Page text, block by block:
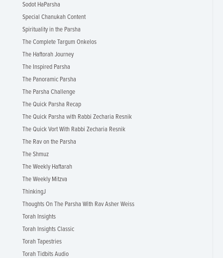
Sodot HaParsha
Special Chanukah Content
Spirituality in the Parsha
The Complete Targum Onkelos
The Haftorah Journey
The Inspired Parsha
The Panoramic Parsha
The Parsha Challenge
The Quick Parsha Recap
The Quick Parsha with Rabbi Zecharia Resnik
The Quick Vort With Rabbi Zecharia Resnik
The Rav on the Parsha
The Shmuz
The Weekly Haftarah
The Weekly Mitzva
ThinkingJ
Thoughts On The Parsha With Rav Asher Weiss
Torah Insights
Torah Insights Classic
Torah Tapestries
Torah Tidbits Audio